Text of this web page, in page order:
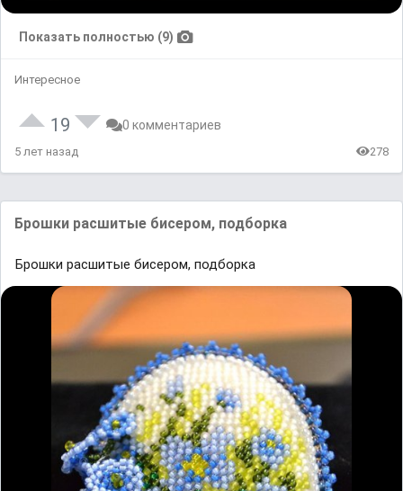
Показать полностью (9)
Интересное
19 0 комментариев
5 лет назад 278
Брошки расшитые бисером, подборка
Брошки расшитые бисером, подборка